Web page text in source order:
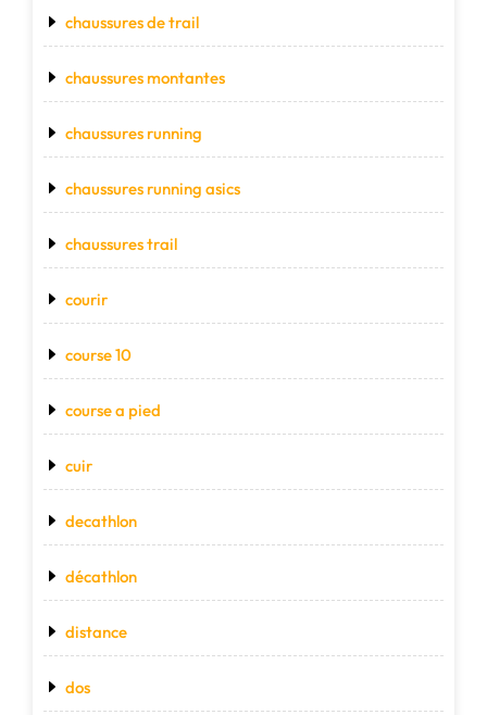
chaussures de trail
chaussures montantes
chaussures running
chaussures running asics
chaussures trail
courir
course 10
course a pied
cuir
decathlon
décathlon
distance
dos